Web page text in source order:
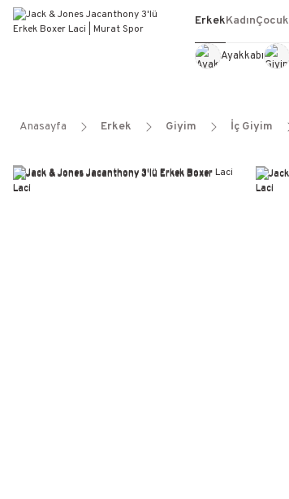
Erkek
Ayakkabı
KadınÇocuk
Anasayfa Erkek Giyim İç Giyim